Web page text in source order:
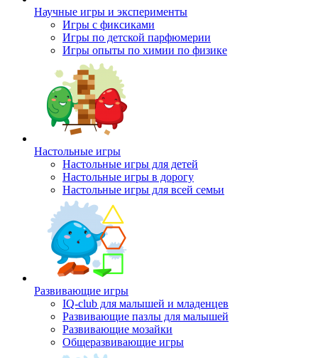
Научные игры и эксперименты
Игры с фиксиками
Игры по детской парфюмерии
Игры опыты по химии по физике
Настольные игры
Настольные игры для детей
Настольные игры в дорогу
Настольные игры для всей семьи
Развивающие игры
IQ-club для малышей и младенцев
Развивающие пазлы для малышей
Развивающие мозайки
Общеразвивающие игры